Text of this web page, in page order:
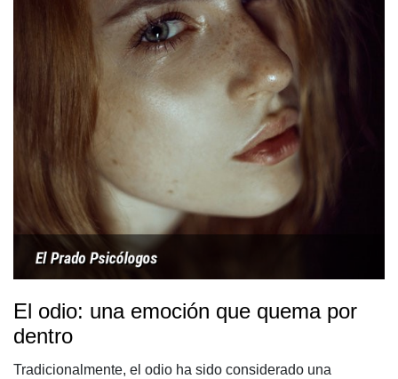
contra él y pasar a desarrollar un ego sano. Y, en terapia,
ese paso suele cambiarlo todo: no para “matar” al ego,
sino para gestionar el ego y recuperar libertad
emocional.En El Prado Psicólogos ayudamos a las
personas a comprender lo que les está pasando, aliviar el
malestar emocional y recuperar claridad, seguridad y
bienestar con un acompañamiento profesional y cercano.
El odio: una emoción que quema por
dentro
Tradicionalmente, el odio ha sido considerado una